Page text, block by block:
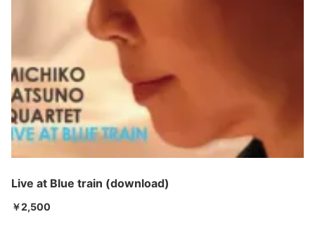
Live at Blue train (download)
￥2,500